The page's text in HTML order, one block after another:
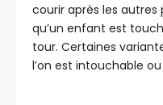
courir après les autres
qu’un enfant est
tour. Certaines
l’on est intouchable